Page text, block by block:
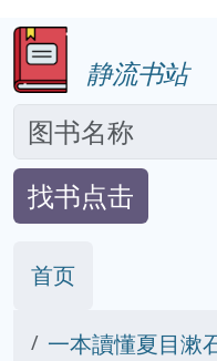
静流书站
找书点击
首页
一本讀懂夏目漱